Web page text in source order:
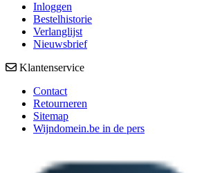
Inloggen
Bestelhistorie
Verlanglijst
Nieuwsbrief
Klantenservice
Contact
Retourneren
Sitemap
Wijndomein.be in de pers